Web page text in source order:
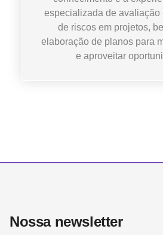
especializada de avaliação
de riscos em projetos,
elaboração de planos para
e aproveitar
Nossa newsletter​